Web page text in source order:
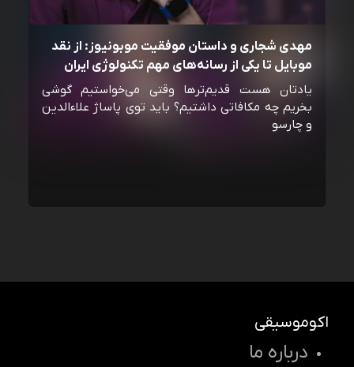
مهدی شجاری و داستان موفقیت موبونیوز: از نقد
موبایل تا یکی از رسانه‌‌های مهم تکنولوژی ایران
یادتان هست قدیم‌ترها وقتی می‌خواستیم گوشی
بخریم چه مکافاتی داشتیم؟ باید توی پاساژ علاءالدین
و چارسو
اکوموسیقی
درباره ما